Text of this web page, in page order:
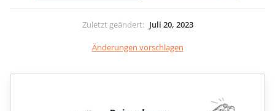
Zuletzt geändert: Juli 20, 2023
Änderungen vorschlagen